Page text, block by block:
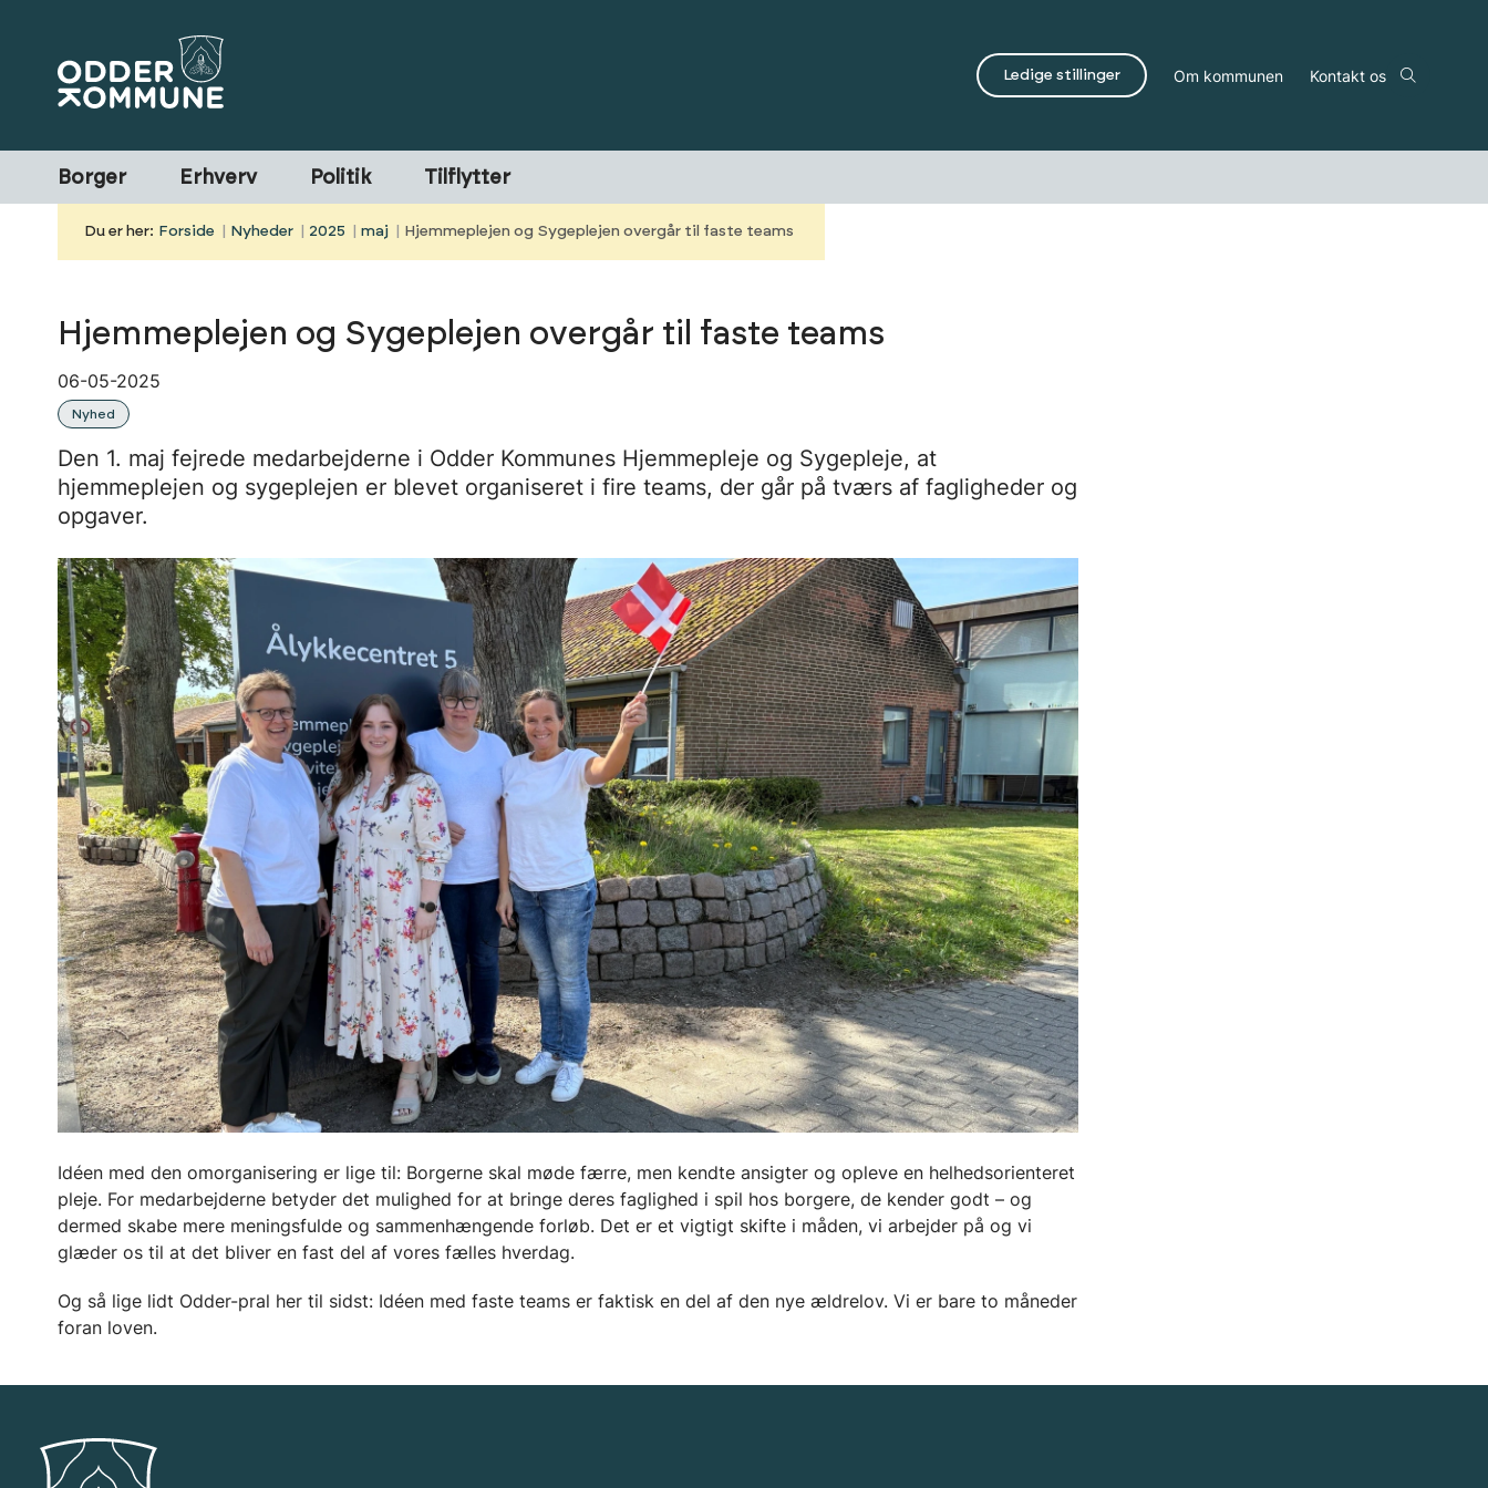
Ledige stillinger Om kommunen Kontakt os
Borger Erhverv Politik Tilflytter
Du er her: Forside Nyheder 2025 maj Hjemmeplejen og Sygeplejen overgår til faste teams
Hjemmeplejen og Sygeplejen overgår til faste teams
06-05-2025
Nyhed
Den 1. maj fejrede medarbejderne i Odder Kommunes Hjemmepleje og Sygepleje, at
hjemmeplejen og sygeplejen er blevet organiseret i fire teams, der går på tværs af fagligheder og
opgaver.
Idéen med den omorganisering er lige til: Borgerne skal møde færre, men kendte ansigter og opleve en helhedsorienteret
pleje. For medarbejderne betyder det mulighed for at bringe deres faglighed i spil hos borgere, de kender godt – og
dermed skabe mere meningsfulde og sammenhængende forløb. Det er et vigtigt skifte i måden, vi arbejder på og vi
glæder os til at det bliver en fast del af vores fælles hverdag.
Og så lige lidt Odder-pral her til sidst: Idéen med faste teams er faktisk en del af den nye ældrelov. Vi er bare to måneder
foran loven.